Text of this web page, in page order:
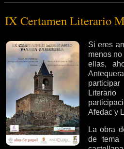
IX Certamen Literario
Si eres
menos
ellas,
Afedac y
La obra
de tema